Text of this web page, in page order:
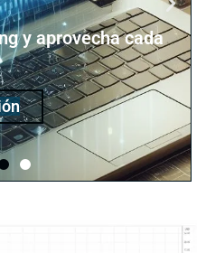
y aprovecha cada